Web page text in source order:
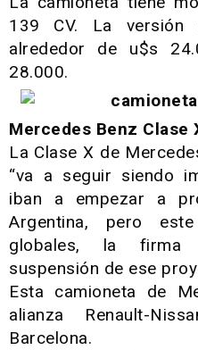
139 CV. La versión
alrededor de u$s
28.000.
Mercedes Benz Clase
La Clase X de
“va a seguir siendo
iban a empezar a
Argentina, pero
globales, la firma
suspensión de ese
Esta camioneta de
alianza Renault-
Barcelona.